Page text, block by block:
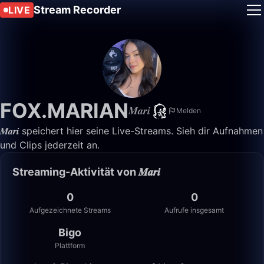
LIVE Stream Recorder
FOX.MARIAN𝑴𝒂𝒓𝒊 Melden
𝑴𝒂𝒓𝒊 speichert hier seine Live-Streams. Sieh dir Aufnahmen
und Clips jederzeit an.
Streaming-Aktivität von 𝑴𝒂𝒓𝒊
0
Aufgezeichnete Streams
0
Aufrufe insgesamt
Bigo
Plattform